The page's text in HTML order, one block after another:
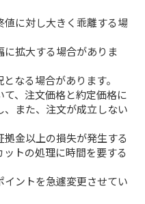
値に対し大きく乖離する場
に拡大する場合がありま
なる場合があります。
て、注文価格と約定価格に
また、注文が成立しない
拠金以上の損失が発生する
トの処理に時間を要する
イントを急遽変更させてい